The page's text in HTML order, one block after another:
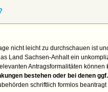
nicht leicht zu durchschauen ist
Land Sachsen-Anhalt ein
Antragsformalitäten können
bestehen oder bei denen
schriftlich formlos